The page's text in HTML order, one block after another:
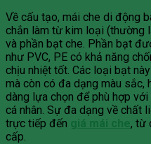
Về cấu tạo, mái che di động
chắn làm từ kim loại (thường
và phần bạt che. Phần bạt
như PVC, PE có khả năng
chịu nhiệt tốt. Các loại bạt
mà còn có đa dạng màu sắc,
dàng lựa chọn để phù hợp
cá nhân. Sự đa dạng về chất
trực tiếp đến giá mái che, từ
cấp.